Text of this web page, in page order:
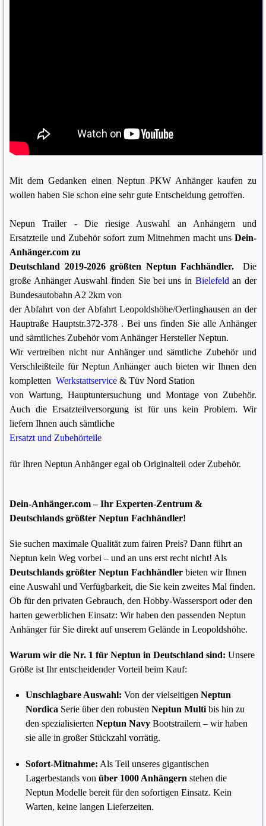
Mit dem Gedanken einen Neptun PKW Anhänger kaufen zu
wollen haben Sie schon eine sehr gute Entscheidung getroffen.
Nepun Trailer - Die riesige Auswahl an Anhängern und
Ersatzteile und Zubehör sofort zum Mitnehmen macht uns Dein-
Anhänger.com zu
Deutschland 2019-2026 größten Neptun Fachhändler. Die
große Anhänger Auswahl finden Sie bei uns in Bielefeld an der
Bundesautobahn A2 2km von
der Abfahrt von der Abfahrt Leopoldshöhe/Oerlinghausen an der
Hauptraße Hauptstr.372-378 . Bei uns finden Sie alle Anhänger
und sämtliches Zubehör vom Anhänger Hersteller Neptun.
Wir vertreiben nicht nur Anhänger und sämtliche Zubehör und
Verschleißteile für Neptun Anhänger auch bieten wir Ihnen den
kompletten Werkstattservice & Tüv Nord Station
von Wartung, Hauptuntersuchung und Montage von Zubehör.
Auch die Ersatzteilversorgung ist für uns kein Problem. Wir
liefern Ihnen auch sämtliche
Ersatzt und Zubehörteile
für Ihren Neptun Anhänger egal ob Originalteil oder Zubehör.
Dein-Anhänger.com – Ihr Experten-Zentrum &
Deutschlands größter Neptun Fachhändler!
Sie suchen maximale Qualität zum fairen Preis? Dann führt an
Neptun kein Weg vorbei – und an uns erst recht nicht! Als
Deutschlands größter Neptun Fachhändler bieten wir Ihnen
eine Auswahl und Verfügbarkeit, die Sie kein zweites Mal finden.
Ob für den privaten Gebrauch, den Hobby-Wassersport oder den
harten gewerblichen Einsatz: Wir haben den passenden Neptun
Anhänger für Sie direkt auf unserem Gelände in Leopoldshöhe.
Warum wir die Nr. 1 für Neptun in Deutschland sind: Unsere
Größe ist Ihr entscheidender Vorteil beim Kauf:
Unschlagbare Auswahl: Von der vielseitigen Neptun
Nordica Serie über den robusten Neptun Multibis hin zu
den spezialisierten Neptun NavyBootstrailern – wir haben
sie alle in großer Stückzahl vorrätig.
Sofort-Mitnahme: Als Teil unseres gigantischen
Lagerbestands von über 1000 Anhängern stehen die
Neptun Modelle bereit für den sofortigen Einsatz. Kein
Warten, keine langen Lieferzeiten.